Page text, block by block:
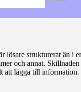
lösare strukturerat än i
och annat.
att lägga till